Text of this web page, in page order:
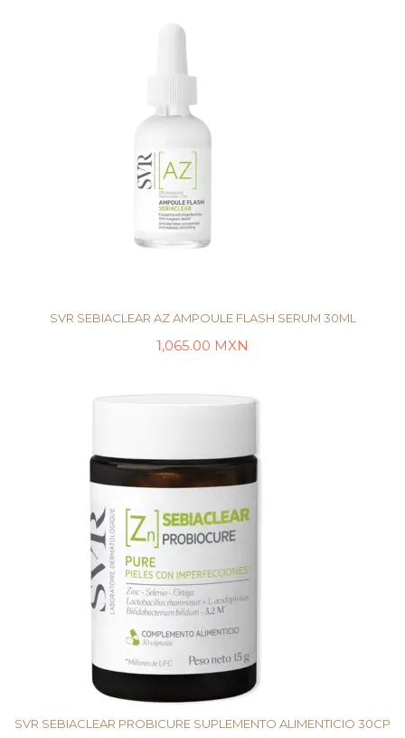
SVR SEBIACLEAR AZ AMPOULE FLASH SERUM 30ML
1,065.00 MXN
SVR SEBIACLEAR PROBICURE SUPLEMENTO ALIMENTICIO 30CP